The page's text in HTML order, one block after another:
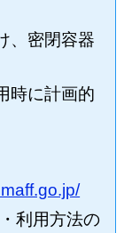
、密閉容器
時に計画的
利用方法の